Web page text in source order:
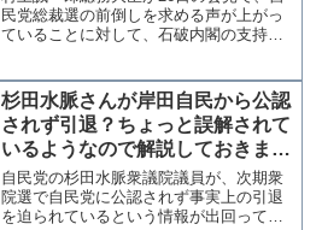
民党総裁選の前倒しを求める声が上がっ
ていることに対して、石破内閣の支持率
る」とコメントしました。 内閣支持率
の上昇に関しては複数の要...
杉田水脈さんが岸田自民から公認
されず引退？ちょっと誤解されて
いるようなので解説しておきます
【マガジン223号】
自民党の杉田水脈衆議院議員が、次期衆
院選で自民党に公認されず事実上の引退
を迫られているという情報が出回ってい